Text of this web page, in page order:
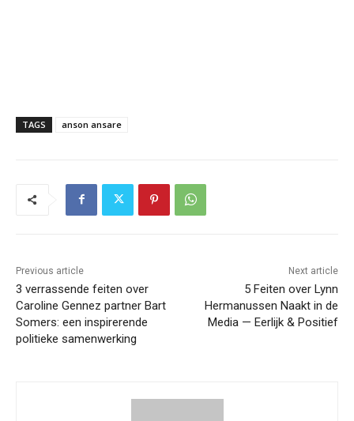
TAGS anson ansare
Previous article
3 verrassende feiten over
Caroline Gennez partner Bart
Somers: een inspirerende
politieke samenwerking
Next article
5 Feiten over Lynn
Hermanussen Naakt in de
Media — Eerlijk & Positief